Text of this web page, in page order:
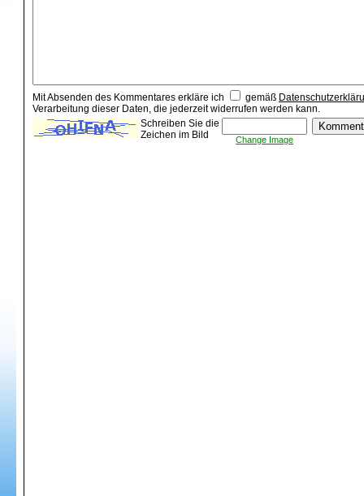
Mit Absenden des Kommentares erkläre ich gemäß
Verarbeitung dieser Daten, die jederzeit widerrufen werden kann.
Schreiben Sie die
Zeichen im Bild
Change Image